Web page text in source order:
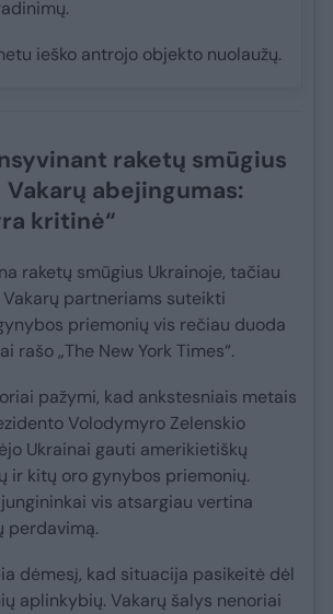
ieško antrojo objekto nuolaužų.
raketų smūgius
abejingumas:
kritinė“
raketų smūgius Ukrainoje, tačiau
partneriams suteikti
priemonių vis rečiau duoda
rašo „The New York Times“.
pažymi, kad ankstesniais metais
Volodymyro Zelenskio
Ukrainai gauti amerikietiškų
ir kitų oro gynybos priemonių.
vis atsargiau vertina
perdavimą.
dėmesį, kad situacija pasikeitė dėl
aplinkybių. Vakarų šalys nenoriai